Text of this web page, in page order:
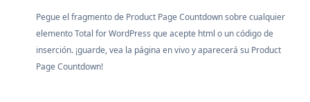
Pegue el fragmento de Product Page Countdown sobre cualquier
elemento Total for WordPress que acepte html o un código de
inserción. ¡guarde, vea la página en vivo y aparecerá su Product
Page Countdown!